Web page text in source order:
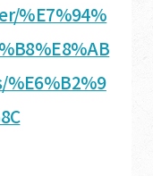
%E7%94%
%E6%B2%9